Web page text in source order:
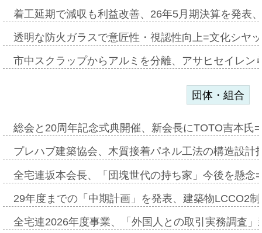
着工延期で減収も利益改善、26年5月期決算を発表
透明な防火ガラスで意匠性・視認性向上=文化シヤ
市中スクラップからアルミを分離、アサヒセイレ
団体・組合
総会と20周年記念式典開催、新会長にTOTO吉本氏
プレハブ建築協会、木質接着パネル工法の構造設
全宅連坂本会長、「団塊世代の持ち家」今後を懸
29年度までの「中期計画」を発表、建築物LCCO2
全宅連2026年度事業、「外国人との取引実務調査